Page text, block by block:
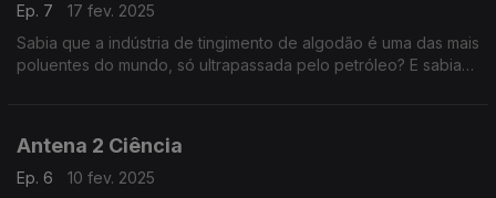
Ep. 7
17 fev. 2025
Sabia que a indústria de tingimento de algodão é uma das mais
poluentes do mundo, só ultrapassada pelo petróleo? E sabia
Antena 2 Ciência
Ep. 6
10 fev. 2025